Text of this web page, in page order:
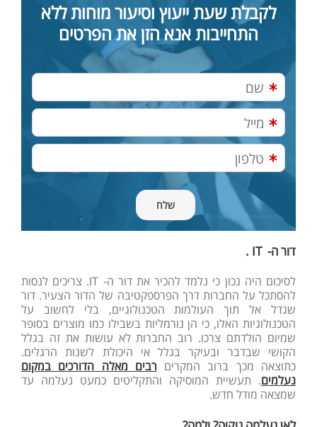
לקבלת שעת ייעוץ וסיעור מוחות ללא
התחייבות אנא הזן את הפרטים
דור ה-IT
.
לסיכום היה נכון כי נלמד להכיר את דור ה- IT. צריכים לנסות
להסתכל על החברות דרך הפרספקטיבה של הדור הצעיר. דור
שגדל אל תוך העולמות הטכנולוגיים, בלי לחשוב על
הטכנולוגיות האלו, כי הן נורמליות בשבילו כמו מוצרים בסופר
שמיום הולדתם צרכו. רוב החברות לא עושות את זה בגלל
הקושי שבדבר ובעיקר בגלל אי היכולת לשנות הרגלים.
כתוצאה מכך ברוב המקרים רבים מאלה הדורכים במקום
נעלמים. תעשיית המוסיקה והתקליטים כמעט נעלמה עד
שמצאה מודל חדש.